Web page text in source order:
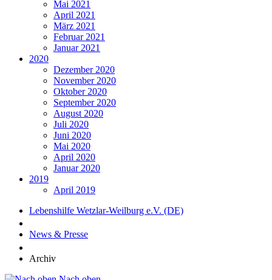
Mai 2021
April 2021
März 2021
Februar 2021
Januar 2021
2020
Dezember 2020
November 2020
Oktober 2020
September 2020
August 2020
Juli 2020
Juni 2020
Mai 2020
April 2020
Januar 2020
2019
April 2019
Lebenshilfe Wetzlar-Weilburg e.V. (DE)
News & Presse
Archiv